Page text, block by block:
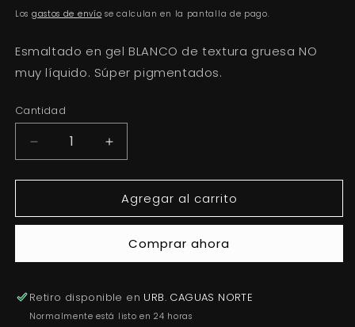
habitual
Los gastos de envío se calculan en la pantalla de pago.
Esmaltado en gel BLANCO de textura gruesa NO
muy líquido. Súper pigmentados.
Cantidad
Reducir
cantidad
para
BLANCO
Aumentar
cantidad
para
SÚPER
BLANCO
Agregar al carrito
Comprar ahora
Retiro disponible en URB. CAGUAS NORTE
Normalmente está listo en 24 horas